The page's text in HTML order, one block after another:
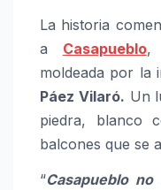
La historia
a Casapueblo,
moldeada por la
Páez Vilaró. Un
piedra, blanco
balcones que se
“Casapueblo